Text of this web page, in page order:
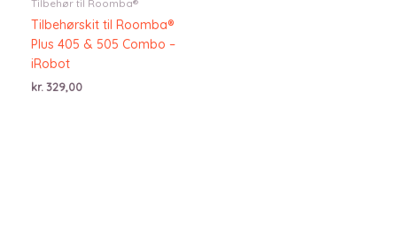
Tilbehør til Roomba®
Tilbehørskit til Roomba®
Plus 405 & 505 Combo –
iRobot
kr.329,00